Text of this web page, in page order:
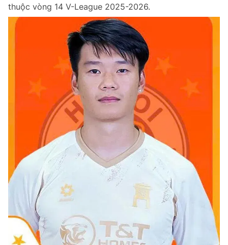
thuộc vòng 14 V-League 2025-2026.